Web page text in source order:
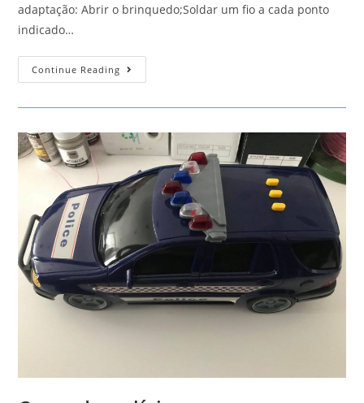
adaptação: Abrir o brinquedo;Soldar um fio a cada ponto
indicado…
Continue Reading Elefante
Azul